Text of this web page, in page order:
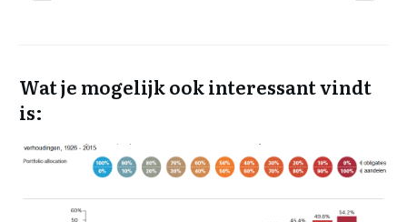
Wat je mogelijk ook interessant vindt
is: